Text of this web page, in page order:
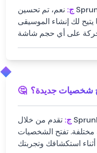
ج: نعم، تم تحسين Sprunki But Everyone is Alive
يتيح لك إنشاء الموسيقى
🤔 شخصيات جديدة؟
ج: تقدم من خلال Sprunki But Everyone is Alive عن
تفتح الشخصيات